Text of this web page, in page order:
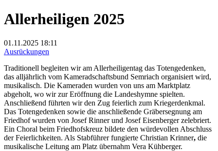
Allerheiligen 2025
01.11.2025 18:11
Ausrückungen
Traditionell begleiten wir am Allerheiligentag das Totengedenken,
das alljährlich vom Kameradschaftsbund Semriach organisiert wird,
musikalisch. Die Kameraden wurden von uns am Marktplatz
abgeholt, wo wir zur Eröffnung die Landeshymne spielten.
Anschließend führten wir den Zug feierlich zum Kriegerdenkmal.
Das Totengedenken sowie die anschließende Gräbersegnung am
Friedhof wurden von Josef Rinner und Josef Eisenberger zelebriert.
Ein Choral beim Friedhofskreuz bildete den würdevollen Abschluss
der Feierlichkeiten. Als Stabführer fungierte Christian Krinner, die
musikalische Leitung am Platz übernahm Vera Kühberger.